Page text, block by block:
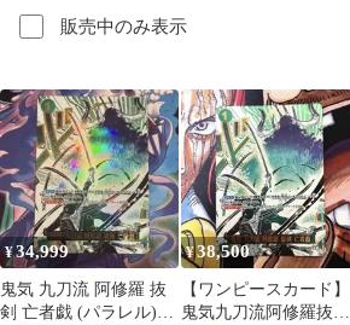
販売中のみ表示
¥34,999
鬼気 九刀流 阿修羅 抜
剣 亡者戯 (パラレル)
¥38,500
【ワンピースカード】
鬼気九刀流阿修羅抜剣